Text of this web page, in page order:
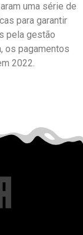
uma série de
para garantir
pela gestão
os pagamentos
2022.